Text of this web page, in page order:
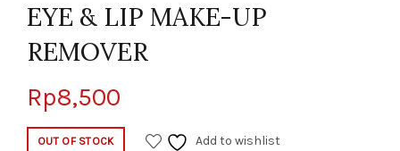
EYE & LIP MAKE-UP
REMOVER
Rp8,500
OUT OF STOCK Add to wishlist